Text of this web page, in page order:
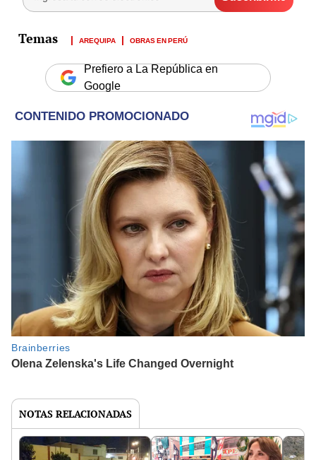
AREQUIPA OBRAS EN PERÚ
Prefiero a La República en
Google
NOTAS RELACIONADAS